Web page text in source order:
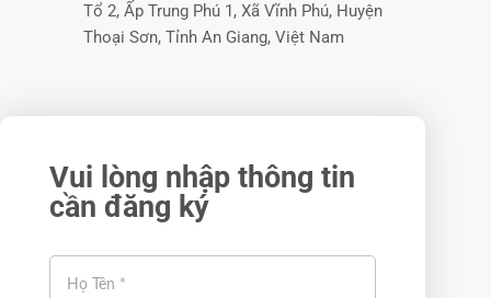
Tổ 2, Ấp Trung Phú 1, Xã Vĩnh Phú, Huyện
Thoại Sơn, Tỉnh An Giang, Việt Nam
Vui lòng nhập thông tin
cần đăng ký